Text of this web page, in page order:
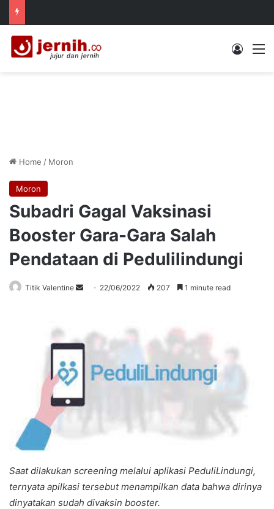
Log In
Home / Moron
Moron
Subadri Gagal Vaksinasi
Booster Gara-Gara Salah
Pendataan di Pedulilindungi
Titik Valentine
Send 22/06/2022 207 1 minute read
Saat dilakukan screening melalui aplikasi PeduliLindungi,
ternyata apilkasi tersebut menampilkan data bahwa dirinya
dinyatakan sudah divaksin booster.